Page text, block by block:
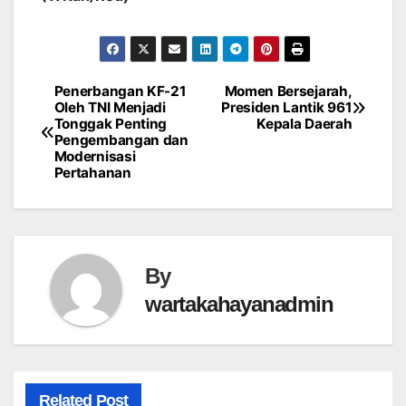
Post
navigation
Momen Bersejarah,
Presiden Lantik 961
Kepala Daerah
Penerbangan KF-21
Oleh TNI Menjadi
Tonggak Penting
Pengembangan dan
Modernisasi
Pertahanan
By
wartakahayanadmin
Related Post